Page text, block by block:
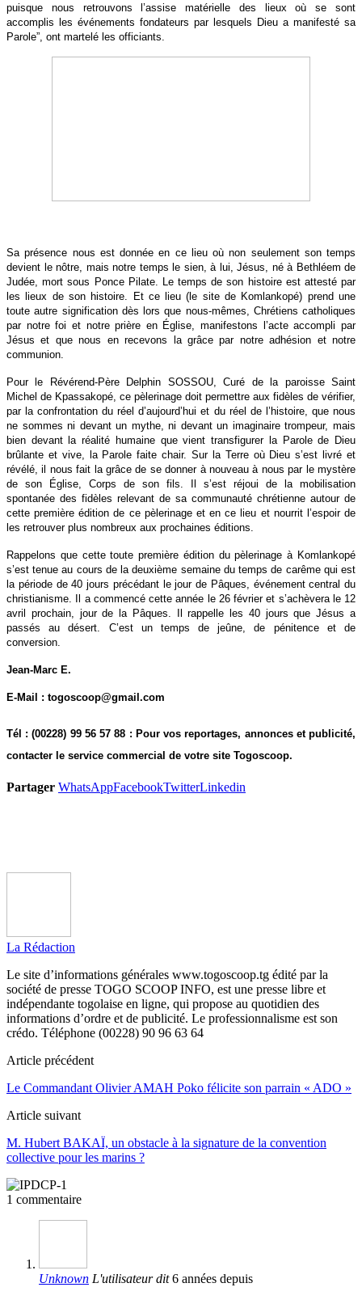
puisque nous retrouvons l’assise matérielle des lieux où se sont
accomplis les événements fondateurs par lesquels Dieu a manifesté sa
Parole”, ont martelé les officiants.
Sa présence nous est donnée en ce lieu où non seulement son temps
devient le nôtre, mais notre temps le sien, à lui, Jésus, né à Bethléem de
Judée, mort sous Ponce Pilate. Le temps de son histoire est attesté par
les lieux de son histoire. Et ce lieu (le site de Komlankopé) prend une
toute autre signification dès lors que nous-mêmes, Chrétiens catholiques
par notre foi et notre prière en Église, manifestons l’acte accompli par
Jésus et que nous en recevons la grâce par notre adhésion et notre
communion.
Pour le Révérend-Père Delphin SOSSOU, Curé de la paroisse Saint
Michel de Kpassakopé, ce pèlerinage doit permettre aux fidèles de vérifier,
par la confrontation du réel d’aujourd’hui et du réel de l’histoire, que nous
ne sommes ni devant un mythe, ni devant un imaginaire trompeur, mais
bien devant la réalité humaine que vient transfigurer la Parole de Dieu
brûlante et vive, la Parole faite chair. Sur la Terre où Dieu s’est livré et
révélé, il nous fait la grâce de se donner à nouveau à nous par le mystère
de son Église, Corps de son fils. Il s’est réjoui de la mobilisation
spontanée des fidèles relevant de sa communauté chrétienne autour de
cette première édition de ce pèlerinage et en ce lieu et nourrit l’espoir de
les retrouver plus nombreux aux prochaines éditions.
Rappelons que cette toute première édition du pèlerinage à Komlankopé
s’est tenue au cours de la deuxième semaine du temps de carême qui est
la période de 40 jours précédant le jour de Pâques, événement central du
christianisme. Il a commencé cette année le 26 février et s’achèvera le 12
avril prochain, jour de la Pâques. Il rappelle les 40 jours que Jésus a
passés au désert. C’est un temps de jeûne, de pénitence et de
conversion.
Jean-Marc E.
E-Mail : togoscoop@gmail.com
Tél : (00228) 99 56 57 88 : Pour vos reportages, annonces et publicité,
contacter le service commercial de votre site Togoscoop.
Partager WhatsAppFacebookTwitterLinkedin
La Rédaction
Le site d’informations générales www.togoscoop.tg édité par la
société de presse TOGO SCOOP INFO, est une presse libre et
indépendante togolaise en ligne, qui propose au quotidien des
informations d’ordre et de publicité. Le professionnalisme est son
crédo. Téléphone (00228) 90 96 63 64
Article précédent
Le Commandant Olivier AMAH Poko félicite son parrain « ADO »
Article suivant
M. Hubert BAKAÏ, un obstacle à la signature de la convention
collective pour les marins ?
1 commentaire
Unknown L'utilisateur dit 6 années depuis